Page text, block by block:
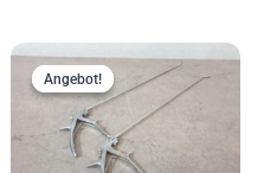
€.
Angebot!
Angebot!
Preis
war:
300,00 €
Preis